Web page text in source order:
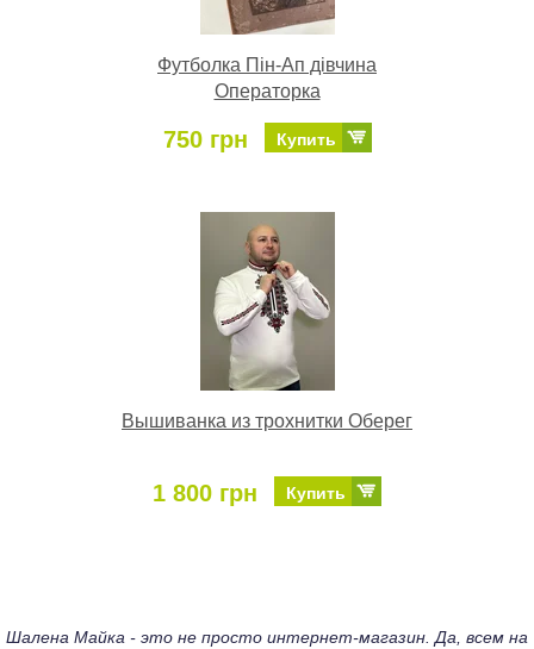
Футболка Пін-Ап дівчина
Операторка
750 грн Купить
Вышиванка из трохнитки Оберег
1 800 грн Купить
Шалена Майка - это не просто интернет-магазин. Да, всем на